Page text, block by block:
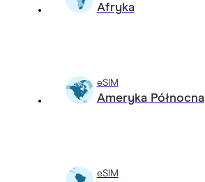
Afryka
eSIM
Ameryka Północna
eSIM